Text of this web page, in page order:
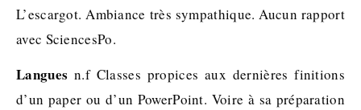
L’escargot. Ambiance très sympathique. Aucun rapport
avec SciencesPo.
Langues n.f Classes propices aux dernières finitions
d’un paper ou d’un PowerPoint. Voire à sa préparation